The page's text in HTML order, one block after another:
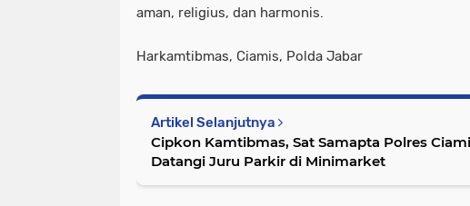
aman, religius, dan harmonis.
Harkamtibmas, Ciamis, Polda Jabar
Artikel Selanjutnya
Cipkon Kamtibmas, Sat Samapta Polres
Datangi Juru Parkir di Minimarket